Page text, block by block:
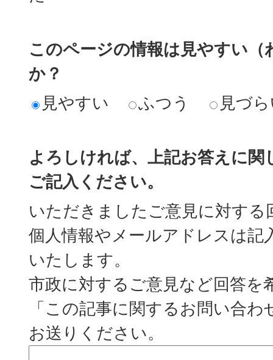
このページの情報は見やすい
か？
見やすい
ふつう 見づ
よろしければ、上記お答えに関
ご記入ください。
いただきましたご意見に対する
個人情報やメールアドレスは記
いたします。
市政に対するご意見など回答を
「この記事に関するお問い合
お送りください。